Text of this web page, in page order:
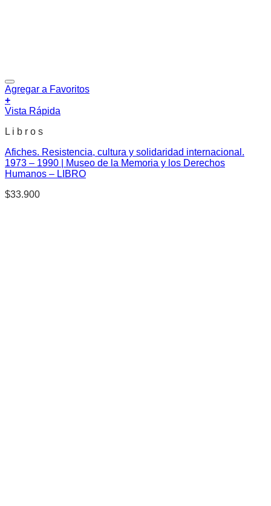
Agregar a Favoritos
+
Vista Rápida
L i b r o s
Afiches. Resistencia, cultura y solidaridad internacional.
1973 – 1990 | Museo de la Memoria y los Derechos
Humanos – LIBRO
$33.900